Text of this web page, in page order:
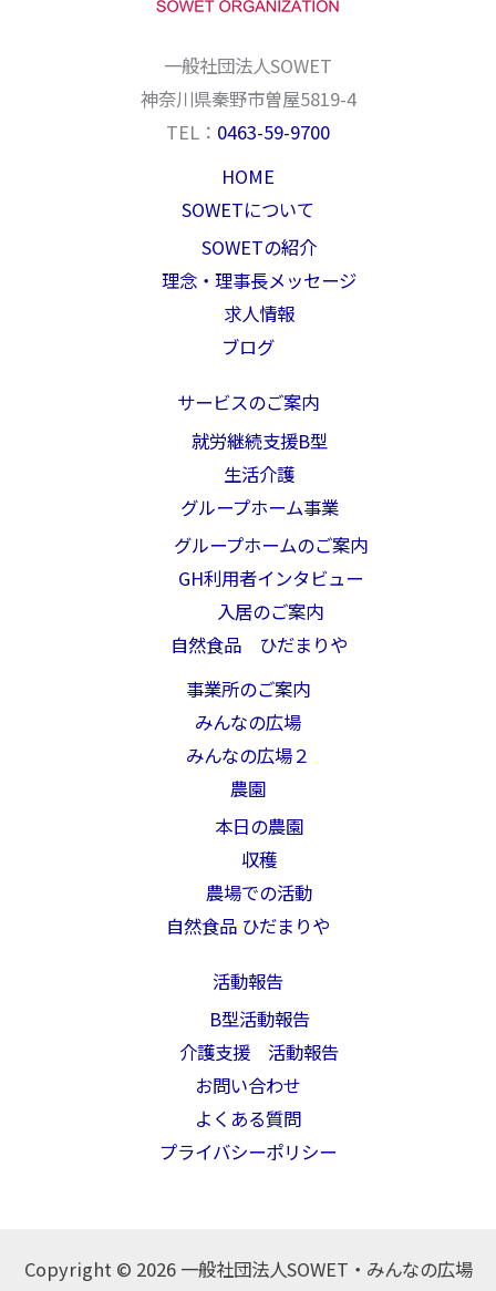
一般社団法人SOWET
神奈川県秦野市曽屋5819-4
TEL： 0463-59-9700
HOME
SOWETについて
SOWETの紹介
理念・理事長メッセージ
求人情報
ブログ
サービスのご案内
就労継続支援B型
生活介護
グループホーム事業
グループホームのご案内
GH利用者インタビュー
入居のご案内
自然食品 ひだまりや
事業所のご案内
みんなの広場
みんなの広場２
農園
本日の農園
収穫
農場での活動
自然食品 ひだまりや
活動報告
B型活動報告
介護支援 活動報告
お問い合わせ
よくある質問
プライバシーポリシー
Copyright © 2026 一般社団法人SOWET・みんなの広場